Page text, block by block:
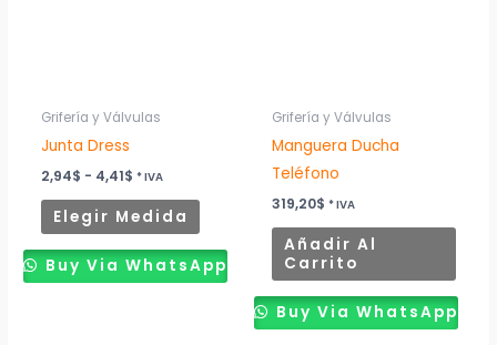
Grifería y Válvulas
Junta Dress
2,94$ - 4,41$ * IVA
Elegir Medida
la
de
producto
Buy Via WhatsApp
Grifería y Válvulas
Manguera Ducha
Teléfono
319,20$ * IVA
Añadir Al
Carrito
Buy Via WhatsApp